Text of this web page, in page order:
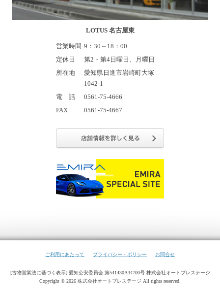
LOTUS 名古屋東
営業時間 9：30～18：00
定休日
第2・第4日曜日、月曜日
所在地
愛知県日進市岩崎町大塚
1042-1
電 話
0561-75-4666
FAX
0561-75-4667
ご利用にあたって プライバシー・ポリシー お問合せ
[古物営業法に基づく表示] 愛知公安委員会 第541430A34700号 株式会社オートプレステージ
Copyright © 2026 株式会社オートプレステージ All rights reserved.